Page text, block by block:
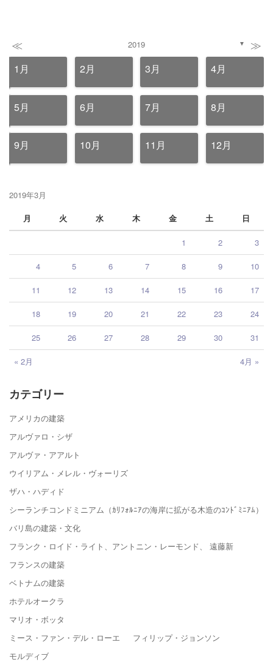
≪ 2019 ▼ ≫
1月 2月 3月 4月
5月 6月 7月 8月
9月 10月 11月 12月
2019年3月
月
火 水 木 金 土 日
« 2月 4月 »
1 2 3
4 5 6 7 8 9 10
11 12 13 14 15 16 17
18 19 20 21 22 23 24
25 26 27 28 29 30 31
カテゴリー
アメリカの建築
アルヴァロ・シザ
アルヴァ・アアルト
ウイリアム・メレル・ヴォーリズ
ザハ・ハディド
シーランチコンドミニアム（ｶﾘﾌｫﾙﾆｱの海岸に拡がる木造のｺﾝﾄﾞﾐﾆｱﾑ）
バリ島の建築・文化
フランク・ロイド・ライト、アントニン・レーモンド、 遠藤新
フランスの建築
ベトナムの建築
ホテルオークラ
マリオ・ボッタ
ミース・ファン・デル・ローエ フィリップ・ジョンソン
モルディブ